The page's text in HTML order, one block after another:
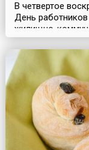
В четвертое
День
жилищно-
Указом
157 «О
и памятных
Коммунальная
древних, и ее
тысячеле...